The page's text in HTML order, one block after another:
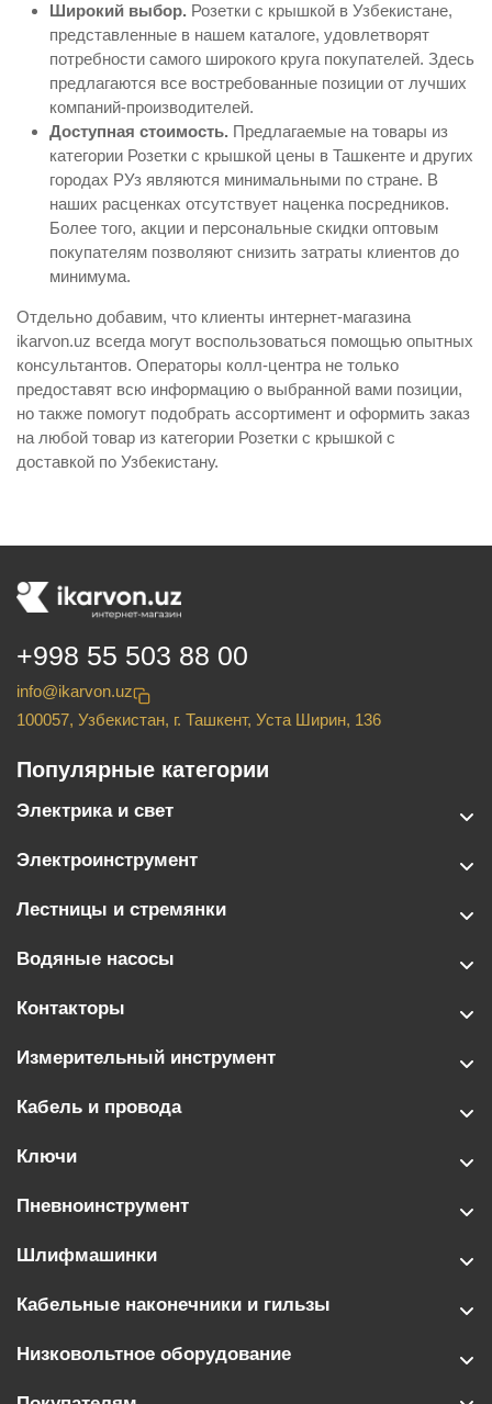
Широкий выбор. Розетки с крышкой в Узбекистане,
представленные в нашем каталоге, удовлетворят
потребности самого широкого круга покупателей. Здесь
предлагаются все востребованные позиции от лучших
компаний-производителей.
Доступная стоимость. Предлагаемые на товары из
категории Розетки с крышкой цены в Ташкенте и других
городах РУз являются минимальными по стране. В
наших расценках отсутствует наценка посредников.
Более того, акции и персональные скидки оптовым
покупателям позволяют снизить затраты клиентов до
минимума.
Отдельно добавим, что клиенты интернет-магазина
ikarvon.uz всегда могут воспользоваться помощью опытных
консультантов. Операторы колл-центра не только
предоставят всю информацию о выбранной вами позиции,
но также помогут подобрать ассортимент и оформить заказ
на любой товар из категории Розетки с крышкой с
доставкой по Узбекистану.
+998 55 503 88 00
info@ikarvon.uz
100057, Узбекистан, г. Ташкент, Уста Ширин, 136
Популярные категории
Электрика и свет
Электроинструмент
Лестницы и стремянки
Водяные насосы
Контакторы
Измерительный инструмент
Кабель и провода
Ключи
Пневноинструмент
Шлифмашинки
Кабельные наконечники и гильзы
Низковольтное оборудование